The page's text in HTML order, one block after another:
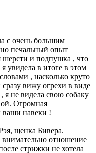
с очень большим
печальный опыт
шерсти и подпушка , что
увидела в итоге в этом
, насколько круто
вижу огрехи в виде
я не видела свою собаку
Огромная
ваши навеки !
щенка Бивера.
внимательно отношение
стрижки не хотела